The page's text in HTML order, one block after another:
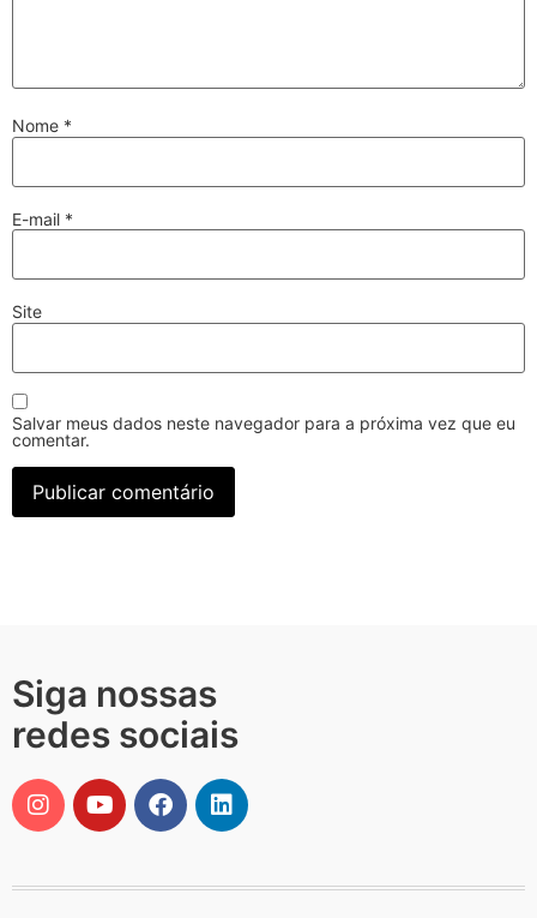
Nome *
E-mail *
Site
Salvar meus dados neste navegador para a próxima vez que eu
comentar.
Siga nossas
redes sociais